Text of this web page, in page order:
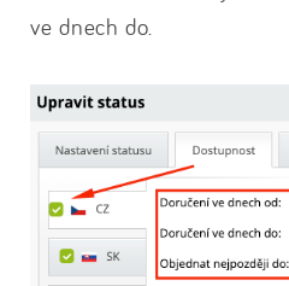
ve dnech do.